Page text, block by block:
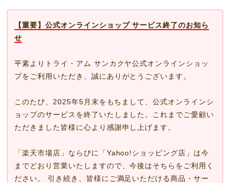
【重要】公式オンラインショップ サービス終了のお知ら
せ
平素よりトライ・アム サンカクヤ公式オンラインショッ
プをご利用いただき、誠にありがとうございます。
このたび、2025年5月末をもちまして、公式オンラインシ
ョップのサービスを終了いたしました。これまでご愛顧い
ただきました皆様に心より感謝申し上げます。
「楽天市場店」ならびに「Yahoo!ショッピング店」は今
までどおり営業いたしますので、今後はそちらをご利用く
ださい。 引き続き、皆様にご満足いただける商品・サー